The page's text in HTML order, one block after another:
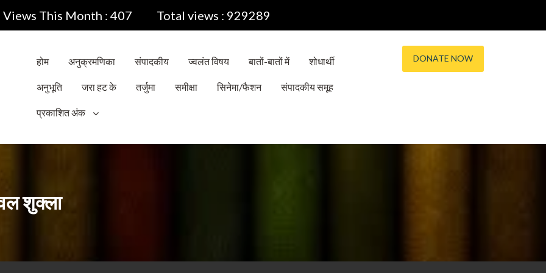
Views This Month : 407 Total views : 929289
होम अनुक्रमणिका संपादकीय ज्वलंत विषय बातों-बातों में शोधार्थी
अनुभूति जरा हट के तर्जुमा समीक्षा सिनेमा/फैशन संपादकीय समूह
प्रकाशित अंक
DONATE NOW
शुक्ला